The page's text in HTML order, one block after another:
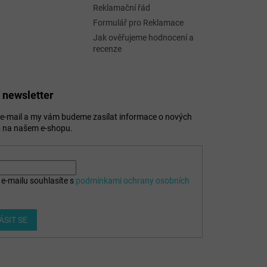
Reklamační řád
Formulář pro Reklamace
Jak ověřujeme hodnocení a
recenze
newsletter
mail a my vám budeme zasílat informace o nových
našem e-shopu.
mailu souhlasíte s podmínkami ochrany osobních
SE